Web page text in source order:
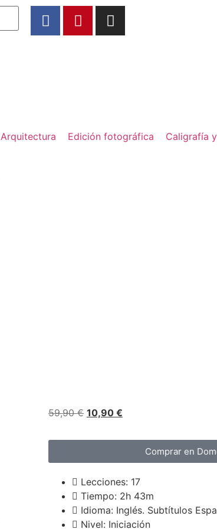
Arquitectura Edición fotográfica Caligrafía
59,90€ 10,90 €
Comprar en
Lecciones: 17
Tiempo: 2h 43m
Idioma: Inglés. Subtítulos
Nivel: Iniciación